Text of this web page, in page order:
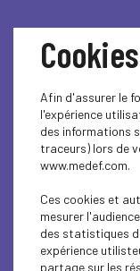
MEDEF TV
Cookies
Afin d'assurer le
l'expérience
des informations
traceurs) lors de
www.medef.com.
Ces cookies et
mesurer
des statistiques
expérience
partage sur les